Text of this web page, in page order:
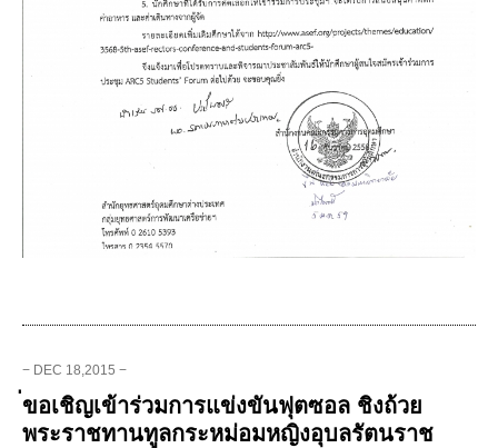
− DEC 18,2015 −
่ขอเชิญเข้าร่วมการแข่งขันฟุตซอล ชิงถ้วย
พระราชทานทูลกระหม่อมหญิงอุบลรัตนราช